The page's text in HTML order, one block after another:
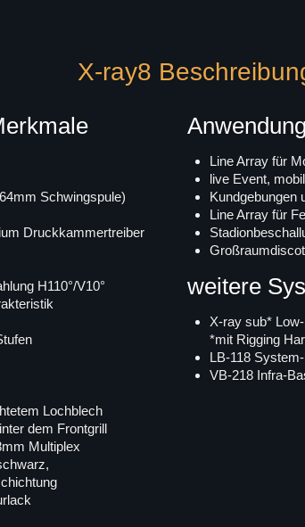
X-ray8
Schwingspule)
Druckkammertreiber
H110°/V10°
Lochblech
dem Frontgrill
Multiplex
Line Array für
live Event,
Kundgebungen
Line Array für
weitere
X-ray sub*
*mit Rigging
LB-118
VB-218 Infra-